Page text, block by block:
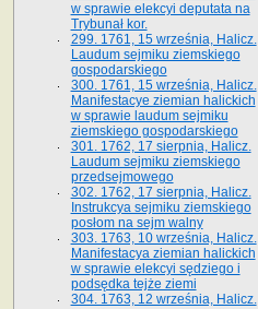
w sprawie elekcyi deputata na
Trybunał kor.
299. 1761, 15 września, Halicz.
Laudum sejmiku ziemskiego
gospodarskiego
300. 1761, 15 września, Halicz.
Manifestacye ziemian halickich
w sprawie laudum sejmiku
ziemskiego gospodarskiego
301. 1762, 17 sierpnia, Halicz.
Laudum sejmiku ziemskiego
przedsejmowego
302. 1762, 17 sierpnia, Halicz.
Instrukcya sejmiku ziemskiego
posłom na sejm walny
303. 1763, 10 września, Halicz.
Manifestacya ziemian halickich
w sprawie elekcyi sędziego i
podsędka tejże ziemi
304. 1763, 12 września, Halicz.